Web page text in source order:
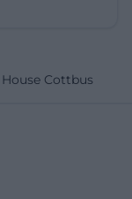
Cottbus